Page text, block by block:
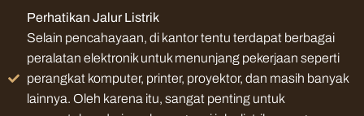
Perhatikan Jalur Listrik
Selain pencahayaan, di kantor tentu terdapat berbagai
peralatan elektronik untuk menunjang pekerjaan seperti
perangkat komputer, printer, proyektor, dan masih banyak
lainnya. Oleh karena itu, sangat penting untuk